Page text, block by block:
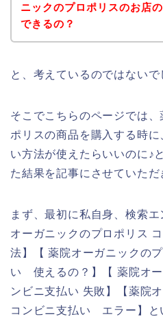
ニックのプロポリスのお店
できるの？
と、考えているのではないで
そこでこちらのページでは
ポリスの商品を購入する時
い方法が使えたらいいのに♪
た結果を記事にさせていただ
まず、最初に私自身、検索
オーガニックのプロポリス
法】【 薬院オーガニックの
い 使えるの？】【 薬院オ
ンビニ支払い 失敗】【薬院
コンビニ支払い エラー】と